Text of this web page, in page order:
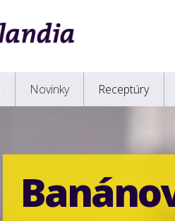
Novinky Receptúry